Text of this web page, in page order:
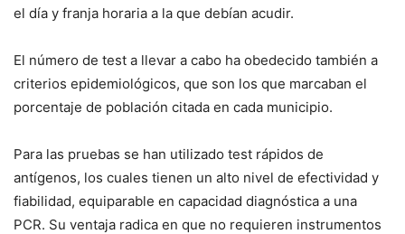
el día y franja horaria a la que debían acudir.
El número de test a llevar a cabo ha obedecido también a
criterios epidemiológicos, que son los que marcaban el
porcentaje de población citada en cada municipio.
Para las pruebas se han utilizado test rápidos de
antígenos, los cuales tienen un alto nivel de efectividad y
fiabilidad, equiparable en capacidad diagnóstica a una
PCR. Su ventaja radica en que no requieren instrumentos